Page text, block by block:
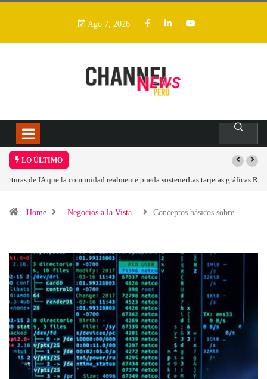
Ago 7, 2026
LO ÚLTIMO
Las tarjetas gráficas RDNA 5 ya están en fase avanzada de desarrollo
Home Negocios a la Vista Conceptos básicos sobre…